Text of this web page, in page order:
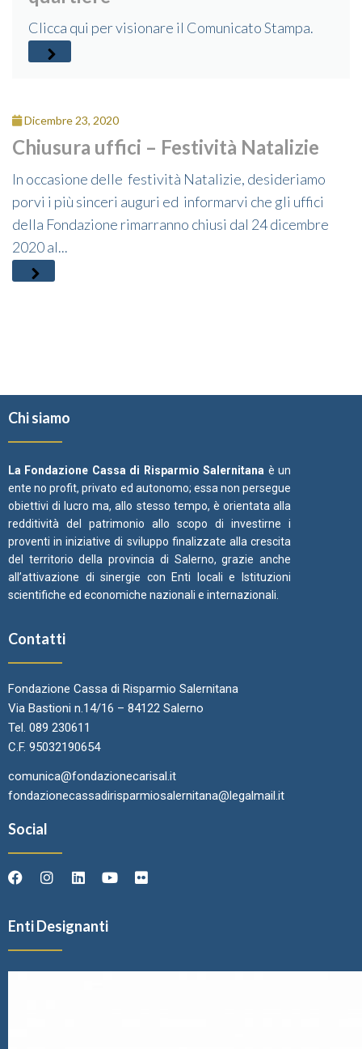
Clicca qui per visionare il Comunicato Stampa.
Dicembre 23, 2020
Chiusura uffici – Festività Natalizie
In occasione delle festività Natalizie, desideriamo
porvi i più sinceri auguri ed informarvi che gli uffici
della Fondazione rimarranno chiusi dal 24 dicembre
2020 al...
Chi siamo
La Fondazione Cassa di Risparmio Salernitana è un
ente no profit, privato ed autonomo; essa non persegue
obiettivi di lucro ma, allo stesso tempo, è orientata alla
redditività del patrimonio allo scopo di investirne i
proventi in iniziative di sviluppo finalizzate alla crescita
del territorio della provincia di Salerno, grazie anche
all’attivazione di sinergie con Enti locali e Istituzioni
scientifiche ed economiche nazionali e internazionali.
Contatti
Fondazione Cassa di Risparmio Salernitana
Via Bastioni n.14/16 – 84122 Salerno
Tel. 089 230611
C.F. 95032190654
comunica@fondazionecarisal.it
fondazionecassadirisparmiosalernitana@legalmail.it
Social
Enti Designanti